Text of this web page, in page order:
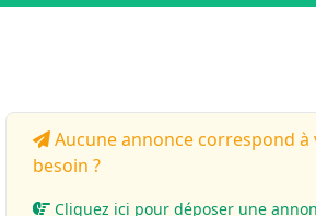
Aucune annonce correspond à
besoin ?
Cliquez ici pour déposer une